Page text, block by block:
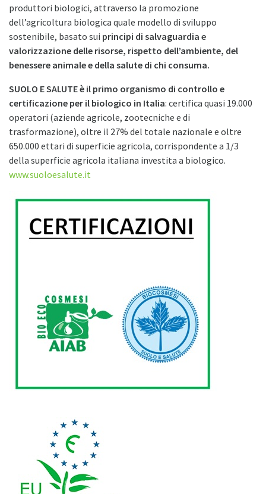
produttori biologici, attraverso la promozione
dell’agricoltura biologica quale modello di sviluppo
sostenibile, basato sui principi di salvaguardia e
valorizzazione delle risorse, rispetto dell’ambiente, del
benessere animale e della salute di chi consuma.
SUOLO E SALUTEè il primo organismo di controllo e
certificazione per il biologico in Italia: certifica quasi 19.000
operatori (aziende agricole, zootecniche e di
trasformazione), oltre il 27% del totale nazionale e oltre
650.000 ettari di superficie agricola, corrispondente a 1/3
della superficie agricola italiana investita a biologico.
www.suoloesalute.it